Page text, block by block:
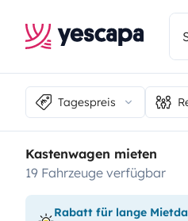
Tagespreis
Kastenwagen mieten
19 Fahrzeuge verfügbar
Rabatt für lange